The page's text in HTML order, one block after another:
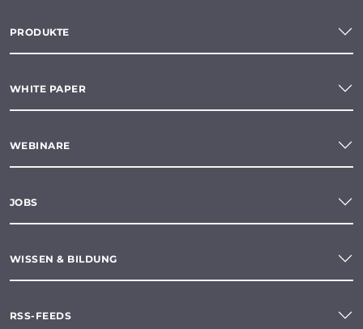
PRODUKTE
WHITE PAPER
WEBINARE
JOBS
WISSEN & BILDUNG
RSS-FEEDS